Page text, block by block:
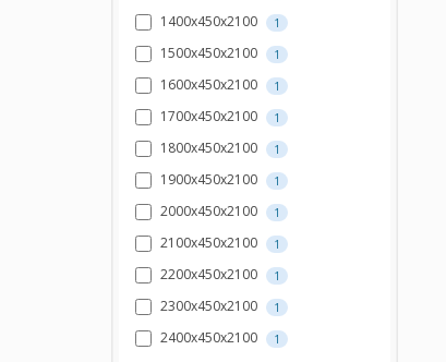
1400х450х2100 1
1500х450х2100 1
1600х450х2100 1
1700х450х2100 1
1800х450х2100 1
1900х450х2100 1
2000х450х2100 1
2100х450х2100 1
2200х450х2100 1
2300х450х2100 1
2400х450х2100 1